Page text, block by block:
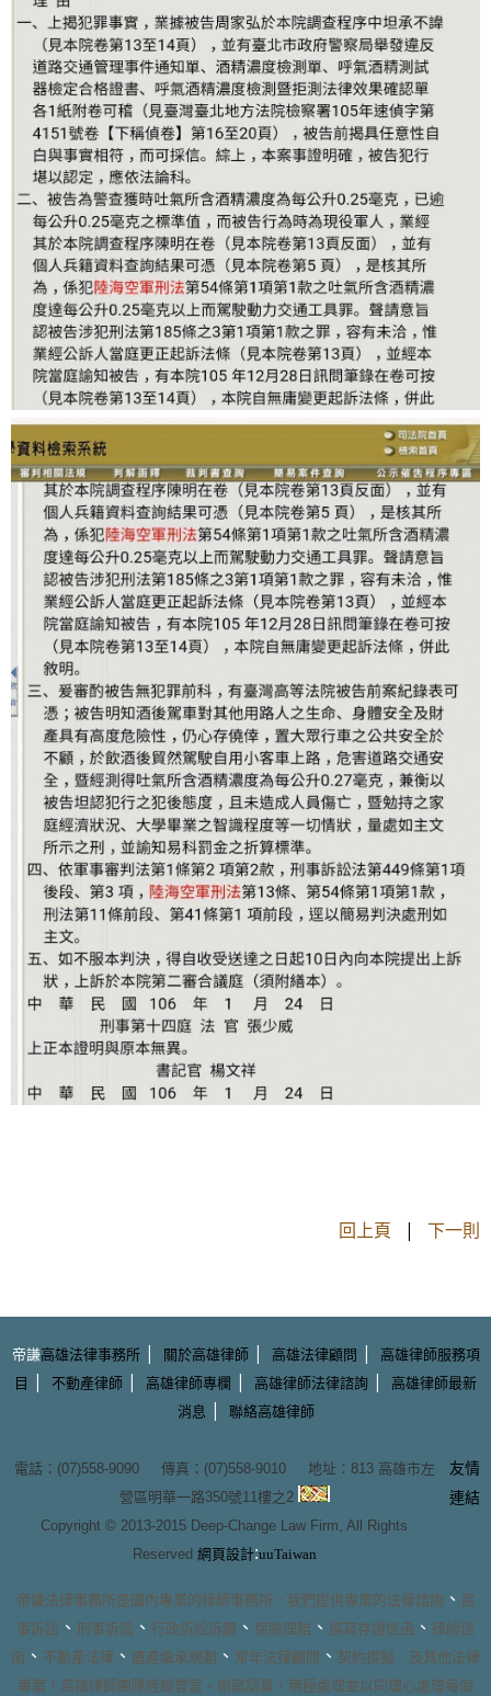
回上頁 | 下一則
帝謙高雄法律事務所| 關於高雄律師| 高雄法律顧問 |
高雄律師服務項
目
| 不動產律師 | 高雄律師專欄 | 高雄律師法律諮詢 |
高雄律師最新
消息 | 聯絡高雄律師
電話：(07)558-9090 傳真：(07)558-9010 地址： 813 高雄市左
營區明華一路350號11樓之2
Copyright © 2013-2015 Deep-Change Law Firm , All Rights
Reserved 網頁設計:uuTaiwan
友情
連結
帝謙法律事務所是國內專業的律師事務所 ，我們提供專業的法律諮詢 、 民
事訴訟 、 刑事訴訟 、 行政訴訟訴願 、 保險理賠 、 撰寫存證信函 、 律師信
函 、 不動產法律 、 遺產繼承規劃 、 常年法律顧問 、 契約撰擬 …及其他法律
專案， 高雄律師團隊經驗豐富、辦案認真，積極處理並以同理心處理每個